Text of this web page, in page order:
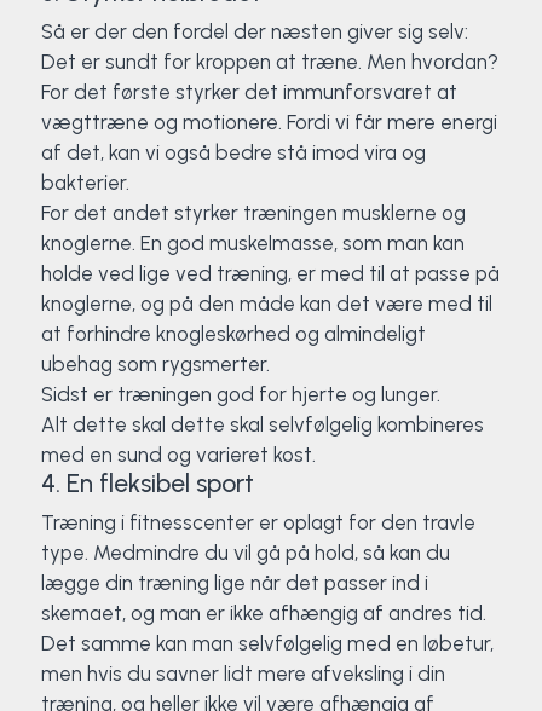
Så er der den fordel der næsten giver sig selv:
Det er sundt for kroppen at træne. Men hvordan?
For det første styrker det immunforsvaret at
vægttræne og motionere. Fordi vi får mere energi
af det, kan vi også bedre stå imod vira og
bakterier.
For det andet styrker træningen musklerne og
knoglerne. En god muskelmasse, som man kan
holde ved lige ved træning, er med til at passe på
knoglerne, og på den måde kan det være med til
at forhindre knogleskørhed og almindeligt
ubehag som rygsmerter.
Sidst er træningen god for hjerte og lunger.
Alt dette skal dette skal selvfølgelig kombineres
med en sund og varieret kost.
4. En fleksibel sport
Træning i fitnesscenter er oplagt for den travle
type. Medmindre du vil gå på hold, så kan du
lægge din træning lige når det passer ind i
skemaet, og man er ikke afhængig af andres tid.
Det samme kan man selvfølgelig med en løbetur,
men hvis du savner lidt mere afveksling i din
træning, og heller ikke vil være afhængig af